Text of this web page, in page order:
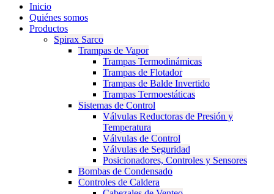
Inicio
Quiénes somos
Productos
Spirax Sarco
Trampas de Vapor
Trampas Termodinámicas
Trampas de Flotador
Trampas de Balde Invertido
Trampas Termoestáticas
Sistemas de Control
Válvulas Reductoras de Presión y
Temperatura
Válvulas de Control
Válvulas de Seguridad
Posicionadores, Controles y Sensores
Bombas de Condensado
Controles de Caldera